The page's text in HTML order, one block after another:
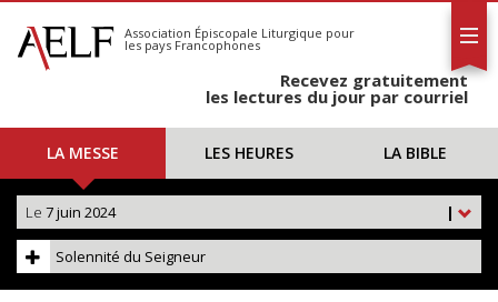
S'abonner
Calendrier
Association Épiscopale Liturgique pour
les pays Francophones
Recevez gratuitement
les lectures du jour par courriel
LA MESSE LES HEURES LA BIBLE
|
Le 7 juin 2024
Solennité du Seigneur